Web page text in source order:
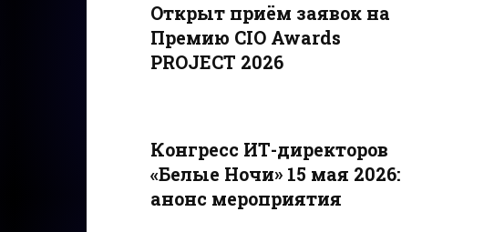
Открыт приём заявок на
Премию CIO Awards
PROJECT 2026
Конгресс ИТ-директоров
«Белые Ночи» 15 мая 2026:
анонс мероприятия